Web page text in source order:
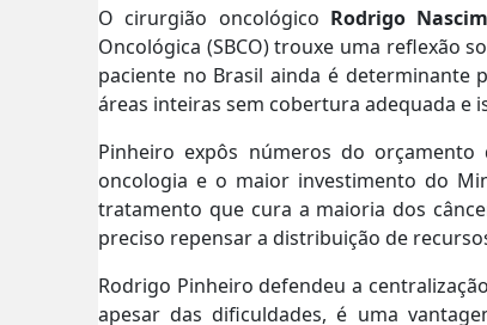
O cirurgião oncológico Rodrigo
Oncológica (SBCO) trouxe uma reflexão
paciente no Brasil ainda é determinante
áreas inteiras sem cobertura adequada e
Pinheiro expôs números do
oncologia e o maior investimento do
tratamento que cura a maioria dos
preciso repensar a distribuição de
Rodrigo Pinheiro defendeu a
apesar das dificuldades, é uma